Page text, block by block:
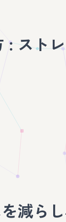
: スト
減ら